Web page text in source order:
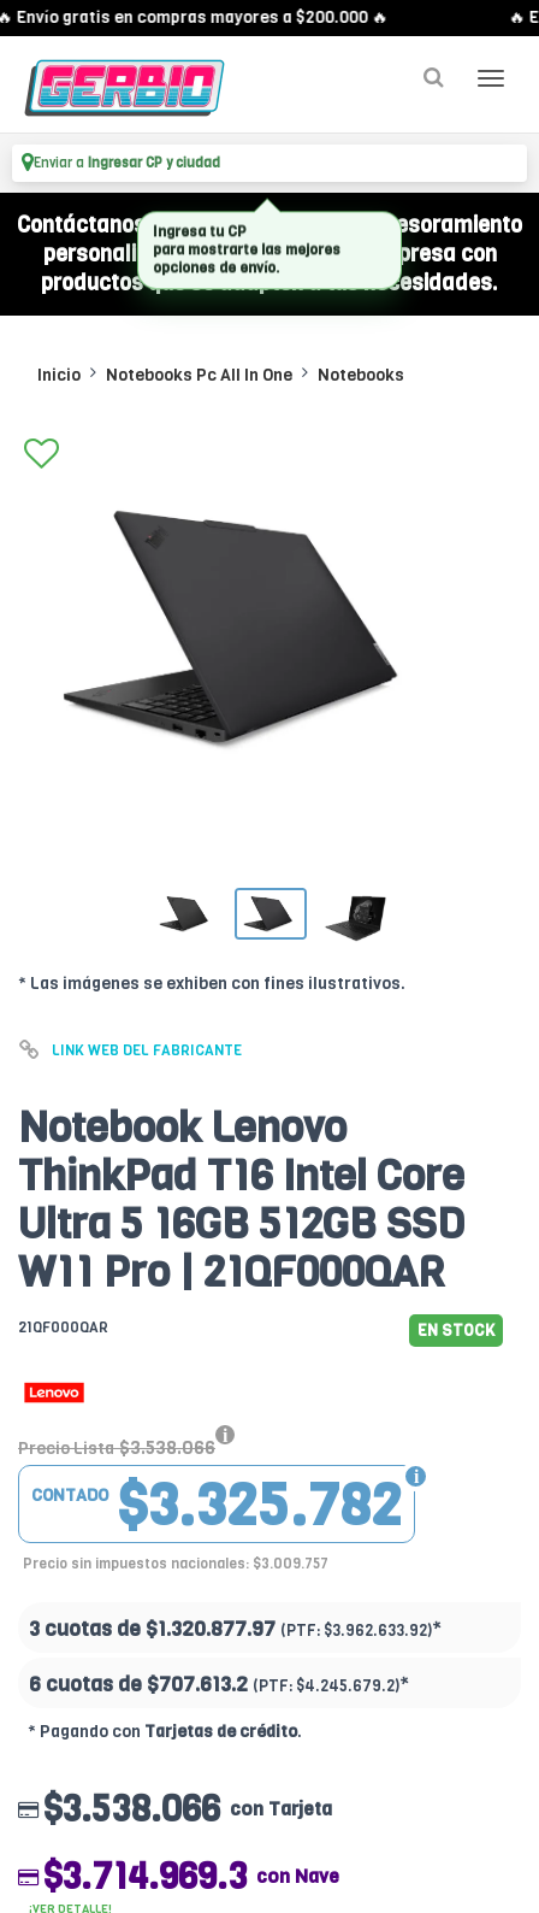
Envío gratis en compras mayores a $200.000 🔥 🔥
Enviar a Ingresar CP y ciudad
Contáctanos por WhatsApp y recibí asesoramiento
personalizado para equipar a tu empresa con
productos que se adapten a tus necesidades.
Inicio Notebooks Pc All In One Notebooks
* Las imágenes se exhiben con fines ilustrativos.
LINK WEB DEL FABRICANTE
Notebook Lenovo
ThinkPad T16 Intel Core
Ultra 5 16GB 512GB SSD
W11 Pro | 21QF000QAR
21QF000QAR EN STOCK
Precio Lista $3.538.066
$3.325.782
CONTADO
Precio sin impuestos nacionales: $3.009.757
3 cuotas de $1.320.877.97 (PTF: $3.962.633.92)*
6 cuotas de $707.613.2 (PTF: $4.245.679.2)*
* Pagando con Tarjetas de crédito.
$3.538.066 con Tarjeta
$3.714.969.3 con Nave
¡VER DETALLE!